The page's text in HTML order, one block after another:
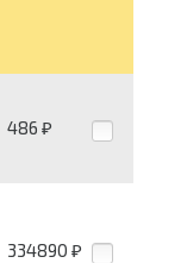
486 ₽
334890 ₽